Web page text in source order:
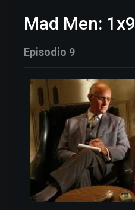
Mad Men: 1x9
Episodio 9